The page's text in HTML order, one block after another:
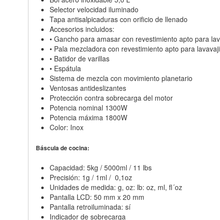
Selector velocidad iluminado
Tapa antisalpicaduras con orificio de llenado
Accesorios incluidos:
• Gancho para amasar con revestimiento apto para
• Pala mezcladora con revestimiento apto para
• Batidor de varillas
• Espátula
Sistema de mezcla con movimiento planetario
Ventosas antideslizantes
Protección contra sobrecarga del motor
Potencia nominal 1300W
Potencia máxima 1800W
Color: Inox
Báscula de cocina:
Capacidad: 5kg / 5000ml / 11 lbs
Precisión: 1g / 1ml / 0,1oz
Unidades de medida: g, oz: lb: oz, ml, fl´oz
Pantalla LCD: 50 mm x 20 mm
Pantalla retroiluminada: sí
Indicador de sobrecarga